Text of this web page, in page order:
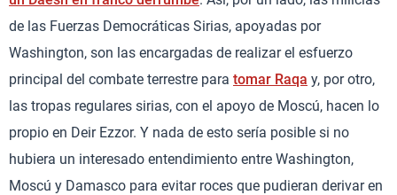
de las Fuerzas Democráticas Sirias, apoyadas por
Washington, son las encargadas de realizar el esfuerzo
principal del combate terrestre para tomar Raqa y, por otro,
las tropas regulares sirias, con el apoyo de Moscú, hacen lo
propio en Deir Ezzor. Y nada de esto sería posible si no
hubiera un interesado entendimiento entre Washington,
Moscú y Damasco para evitar roces que pudieran derivar en